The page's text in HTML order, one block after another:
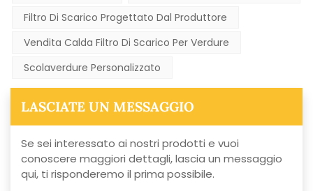
Filtro Di Scarico Progettato Dal Produttore
Vendita Calda Filtro Di Scarico Per Verdure
Scolaverdure Personalizzato
LASCIATE UN MESSAGGIO
Se sei interessato ai nostri prodotti e vuoi
conoscere maggiori dettagli, lascia un messaggio
qui, ti risponderemo il prima possibile.